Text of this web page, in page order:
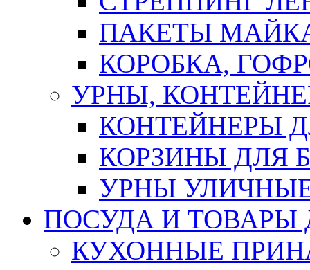
ПАКЕТЫ
КОРОБКА,
УРНЫ,
КОНТЕЙНЕРЫ
КОРЗИНЫ ДЛЯ
УРНЫ
ПОСУДА И ТОВАРЫ
КУХОННЫЕ